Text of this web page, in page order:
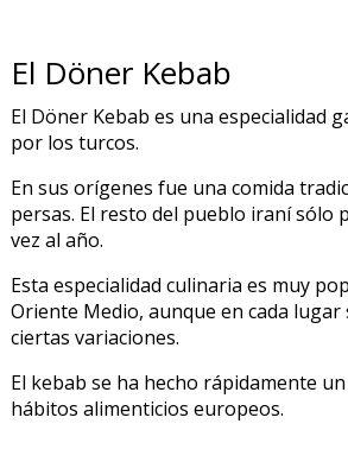
El Döner Kebab
El Döner Kebab es una especialidad
por los turcos.
En sus orígenes fue una comida
persas. El resto del pueblo iraní sólo
vez al año.
Esta especialidad culinaria es muy
Oriente Medio, aunque en cada lugar
ciertas variaciones.
El kebab se ha hecho rápidamente
hábitos alimenticios europeos.